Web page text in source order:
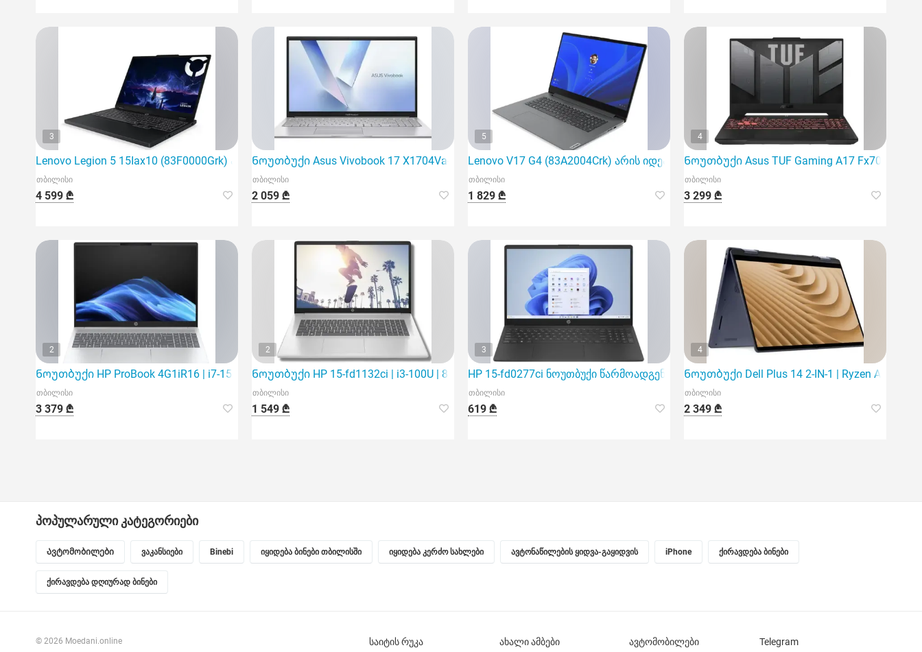
3
Lenovo Legion 5 15Iax10 (83F0000Grk) არის უახლესი გეიმინგ ნოუთბუქი
თბილისი
4 599 ₾
Ნოუთბუქი Asus Vivobook 17 X1704Va-Au971 | Core 5 120U | 16Gb
თბილისი
2 059 ₾
5
Lenovo V17 G4 (83A2004Crk) არის იდეალური ნოუთბუქი
თბილისი
1 829 ₾
4
Ნოუთბუქი Asus TUF Gaming A17 Fx707Nur-
თბილისი
3 299 ₾
2
Ნოუთბუქი HP ProBook 4G1iR16 | i7-150U | 24Gb | 512Gb SSD | 1
თბილისი
3 379 ₾
2
Ნოუთბუქი HP 15-fd1132ci | i3-100U | 8GB | 512Gb SSD | 15.6"
თბილისი
1 549 ₾
3
HP 15-fd0277ci ნოუთბუქი წარმოადგენს ენერგოეფექტურ და საიმედო არჩევანს
თბილისი
619 ₾
4
Ნოუთბუქი Dell Plus 14 2-IN-1 | Ryzen AI 5 340 |
თბილისი
2 349 ₾
პოპულარული კატეგორიები
Ავტომობილები ვაკანსიები Binebi იყიდება ბინები თბილისში იყიდება კერძო სახლები ავტონაწილების ყიდვა-გაყიდვის iPhone ქირავდება ბინები
ქირავდება დღიურად ბინები
© 2026 Moedani.online საიტის რუკა ახალი ამბები ავტომობილები Telegram